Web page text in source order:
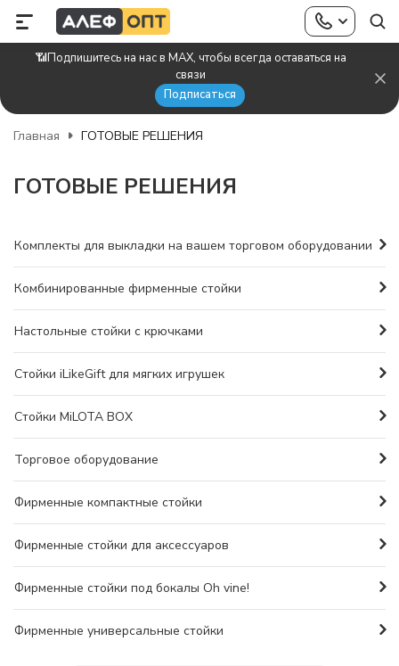
📶Подпишитесь на нас в MAX, чтобы всегда оставаться на
связи
Подписаться
Главная ГОТОВЫЕ РЕШЕНИЯ
ГОТОВЫЕ РЕШЕНИЯ
Комплекты для выкладки на вашем торговом оборудовании
Комбинированные фирменные стойки
Настольные стойки с крючками
Стойки iLikeGift для мягких игрушек
Стойки MiLOTA BOX
Торговое оборудование
Фирменные компактные стойки
Фирменные стойки для аксессуаров
Фирменные стойки под бокалы Oh vine!
Фирменные универсальные стойки